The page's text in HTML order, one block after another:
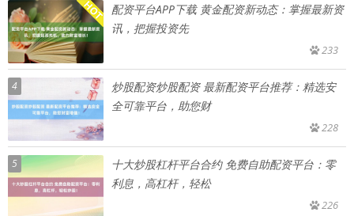
配资平台APP下载 黄金配资新动态：掌握最新资
讯，把握投资先
233
4
炒股配资炒股配资 最新配资平台推荐：精选安
全可靠平台，助您财
228
5
十大炒股杠杆平台合约 免费自助配资平台：零
利息，高杠杆，轻松
226